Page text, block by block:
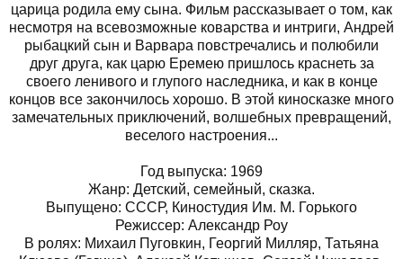
царица родила ему сына. Фильм рассказывает о том, как
несмотря на всевозможные коварства и интриги, Андрей
рыбацкий сын и Варвара повстречались и полюбили
друг друга, как царю Еремею пришлось краснеть за
своего ленивого и глупого наследника, и как в конце
концов все закончилось хорошо. В этой киносказке много
замечательных приключений, волшебных превращений,
веселого настроения...
Год выпуска: 1969
Жанр: Детский, семейный, сказка.
Выпущено: СССР, Киностудия Им. М. Горького
Режиссер: Александр Роу
В ролях: Михаил Пуговкин, Георгий Милляр, Татьяна